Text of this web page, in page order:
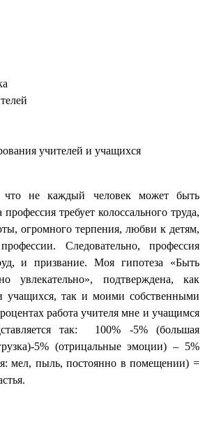
учителей и учащихся
не каждый человек может быть
требует колоссального труда,
огромного терпения, любви к детям,
Следовательно, профессия
и призвание. Моя гипотеза «Быть
увлекательно», подтверждена, как
учащихся, так и моими собственными
работа учителя мне и учащимся
так: 100% -5% (большая
5% (отрицальные эмоции) – 5%
мел, пыль, постоянно в помещении) =